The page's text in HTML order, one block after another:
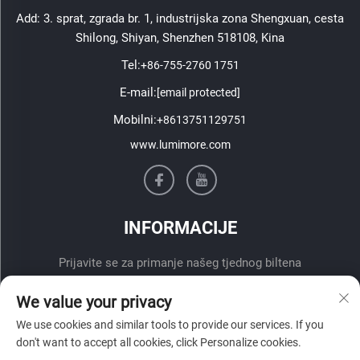
Add: 3. sprat, zgrada br. 1, industrijska zona Shengxuan, cesta
Shilong, Shiyan, Shenzhen 518108, Kina
Tel:+86-755-2760 1751
E-mail:[email protected]
Mobilni:+8613751129751
www.lumimore.com
INFORMACIJE
Prijavite se za primanje našeg tjednog biltena
We value your privacy
We use cookies and similar tools to provide our services. If you
don't want to accept all cookies, click Personalize cookies.